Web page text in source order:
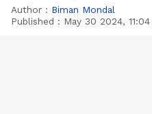
Author : Biman Mondal
Published : May 30 2024,